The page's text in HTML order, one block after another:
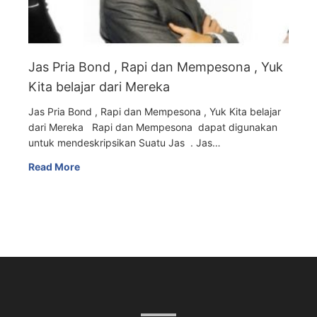
Jas Pria Bond , Rapi dan Mempesona , Yuk
Kita belajar dari Mereka
Jas Pria Bond , Rapi dan Mempesona , Yuk Kita belajar
dari Mereka Rapi dan Mempesona dapat digunakan
untuk mendeskripsikan Suatu Jas . Jas…
Read More